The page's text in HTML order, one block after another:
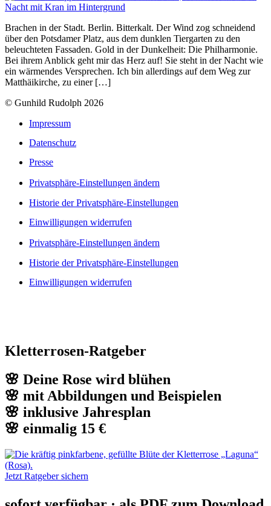
Brachen in der Stadt. Berlin. Bitterkalt. Der Wind zog schneidend
über den Potsdamer Platz, aus dem dunklen Tiergarten zu den
beleuchteten Fassaden. Gold in der Dunkelheit: Die Philharmonie.
Bei ihrem Anblick geht mir das Herz auf! Sie steht in der Nacht wie
ein wärmendes Versprechen. Ich bin allerdings auf dem Weg zur
Matthäikirche, zu einer […]
© Gunhild Rudolph 2026
Impressum
Datenschutz
Presse
Privatsphäre-Einstellungen ändern
Historie der Privatsphäre-Einstellungen
Einwilligungen widerrufen
Privatsphäre-Einstellungen ändern
Historie der Privatsphäre-Einstellungen
Einwilligungen widerrufen
Kletterrosen-Ratgeber
🌸 Deine Rose wird blühen
🌸 mit Abbildungen und Beispielen
🌸 inklusive Jahresplan
🌸 einmalig 15 €
Jetzt Ratgeber sichern